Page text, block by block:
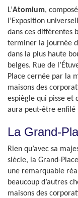
L’Atomium,
l’Exposition
dans ces différentes
terminer la journée
dans la plus haute
belges. Rue de
Place cernée par la
maisons des
espiègle qui pisse et
aura peut-être enfilé
La Grand-
Rien qu’avec sa
siècle, la Grand-
une remarquable
beaucoup d’autres
maisons des